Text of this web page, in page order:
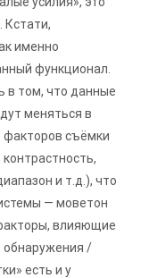
Кстати,
именно
функционал.
в том, что данные
меняться в
факторов съёмки
и т.д.), что
— моветон
влияющие
обнаружения /
есть и у